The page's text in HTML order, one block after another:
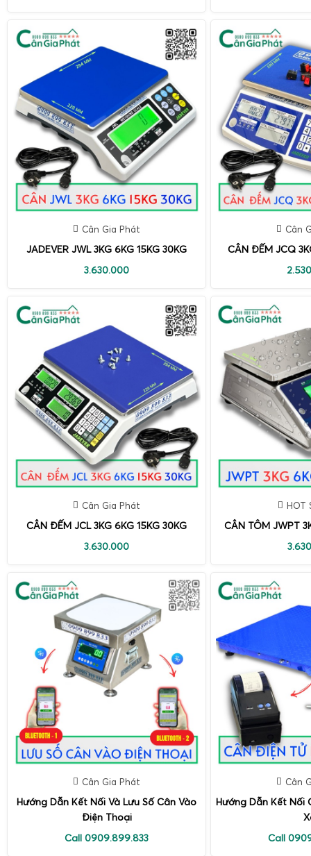
Cân Gia Phát
JADEVER JWL 3KG 6KG 15KG 30KG
3.630.000
Cân
CÂN ĐẾM JCQ
Cân Gia Phát
CÂN ĐẾM JCL 3KG 6KG 15KG 30KG
3.630.000
HOT
CÂN TÔM JWPT
Cân Gia Phát
Hướng Dẫn Kết Nối Và Lưu Số Cân Vào
Điện Thoại
Call 0909.899.833
Cân
Hướng Dẫn Kết Nối
Call